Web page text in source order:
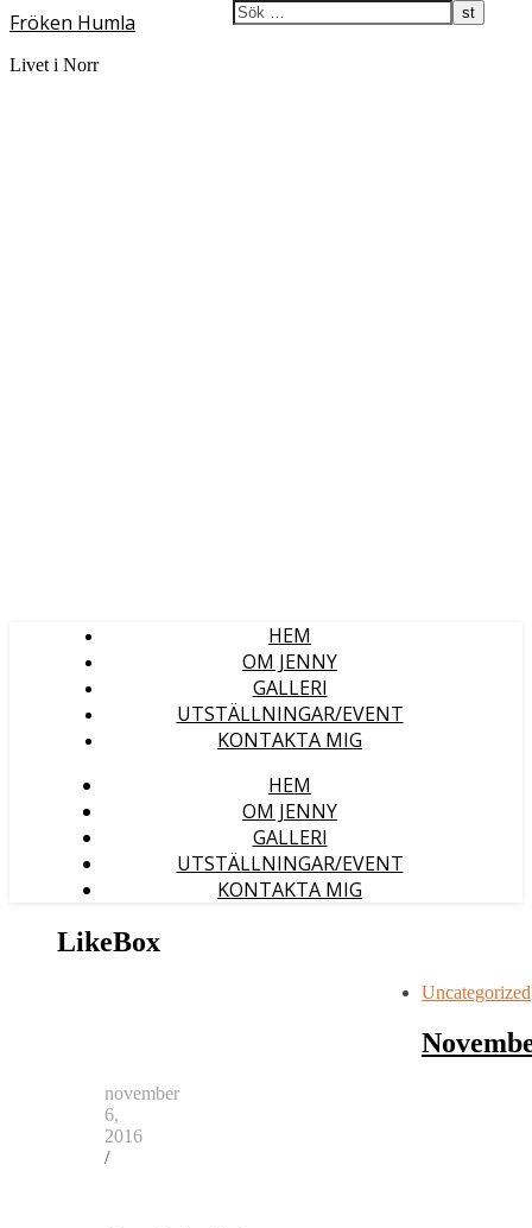
Fröken Humla
Livet i Norr
HEM
OM JENNY
GALLERI
UTSTÄLLNINGAR/EVENT
KONTAKTA MIG
HEM
OM JENNY
GALLERI
UTSTÄLLNINGAR/EVENT
KONTAKTA MIG
LikeBox
Uncategorized
november
6,
2016
/